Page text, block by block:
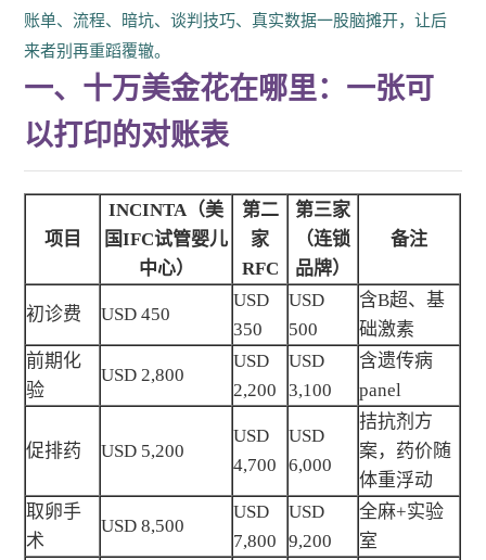
账单、流程、暗坑、谈判技巧、真实数据一股脑摊开，让后
来者别再重蹈覆辙。
一、十万美金花在哪里：一张可
以打印的对账表
项目
INCINTA（美
国IFC试管婴儿
中心）
第二
家
RFC
第三家
（连锁
品牌）
备注
初诊费 USD 450
USD
350
USD
500
含B超、基
础激素
前期化
验
USD 2,800
USD
2,200
USD
3,100
含遗传病
panel
促排药 USD 5,200
USD
4,700
USD
6,000
拮抗剂方
案，药价随
体重浮动
取卵手
术
USD 8,500
USD
7,800
USD
9,200
全麻+实验
室